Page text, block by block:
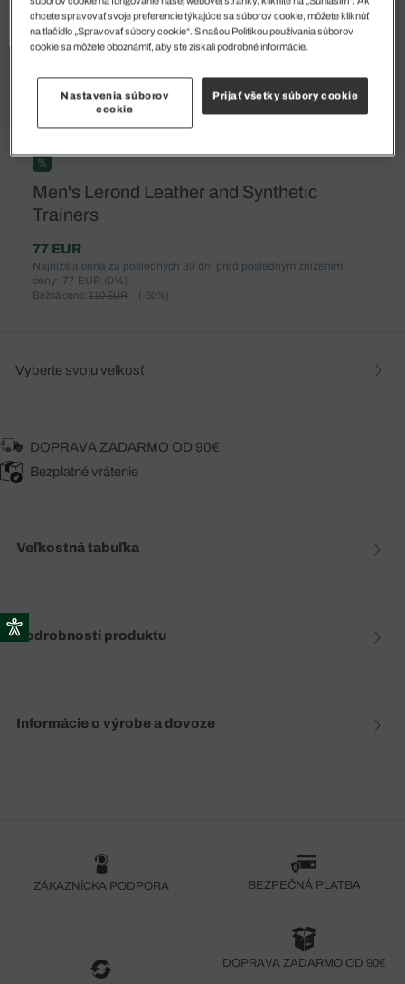
%
Men's Lerond Leather and Synthetic
Trainers
77 EUR
Najnižšia cena za posledných 30 dní pred posledným znížením
ceny: 77 EUR (0%)
Bežná cena: 110 EUR (-30%)
Vyberte svoju veľkosť
DOPRAVA ZADARMO OD 90€
Bezplatné vrátenie
Veľkostná tabuľka
Podrobnosti produktu
Informácie o výrobe a dovoze
ZÁKAZNÍCKA PODPORA BEZPEČNÁ PLATBA
DOPRAVA ZADARMO OD 90€
chcete spravovať svoje preferencie týkajúce sa súborov cookie, môžete kliknúť
na tlačidlo „Spravovať súbory cookie“. S našou Politikou používania súborov
cookie sa môžete oboznámiť, aby ste získali podrobné informácie.
Nastavenia súborov
cookie
Prijať všetky súbory cookie